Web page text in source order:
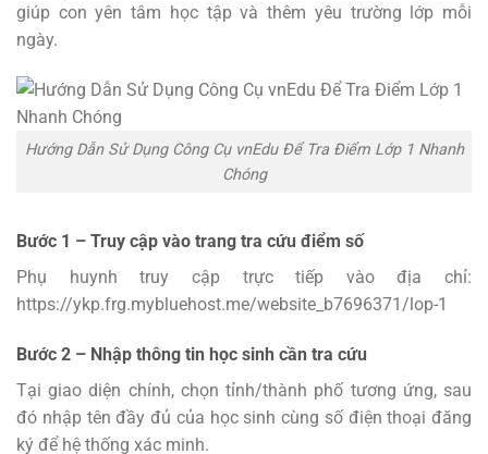
giúp con yên tâm học tập và thêm yêu trường lớp mỗi
ngày.
Hướng Dẫn Sử Dụng Công Cụ vnEdu Để Tra Điểm Lớp 1 Nhanh
Chóng
Bước 1 – Truy cập vào trang tra cứu điểm số
Phụ huynh truy cập trực tiếp vào địa chỉ:
https://ykp.frg.mybluehost.me/website_b7696371/lop-1
Bước 2 – Nhập thông tin học sinh cần tra cứu
Tại giao diện chính, chọn tỉnh/thành phố tương ứng, sau
đó nhập tên đầy đủ của học sinh cùng số điện thoại đăng
ký để hệ thống xác minh.